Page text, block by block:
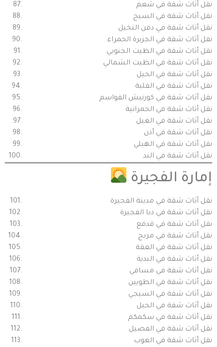
نقل أثاث شقة في شعم
نقل أثاث شقة في السيح
نقل أثاث شقة في دفن النخيل
نقل أثاث شقة في الجزيرة الحمراء
نقل أثاث شقة في الظيت الجنوبي
نقل أثاث شقة في الظيت الشمالي
نقل أثاث شقة في الحيل
نقل أثاث شقة في الفلية
نقل أثاث شقة في كورنيش القواسم
نقل أثاث شقة في الحمرانية
نقل أثاث شقة في الغيل
نقل أثاث شقة في أذن
نقل أثاث شقة في الهيلي
نقل أثاث شقة في الند
إمارة الفجيرة
نقل أثاث شقة في مدينة الفجيرة
نقل أثاث شقة في دبا الفجيرة
نقل أثاث شقة في قدفع
نقل أثاث شقة في مربح
نقل أثاث شقة في العقة
نقل أثاث شقة في البدية
نقل أثاث شقة في مسافي
نقل أثاث شقة في الطويين
نقل أثاث شقة في السيجي
نقل أثاث شقة في الحيل
نقل أثاث شقة في سكمكم
نقل أثاث شقة في الفصيل
نقل أثاث شقة في الغوب